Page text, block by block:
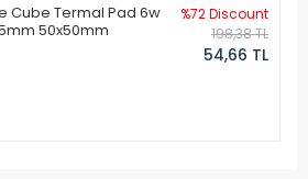
Cube Termal Pad 6w
50x50mm
%72 Discount
198,38 TL
54,66 TL